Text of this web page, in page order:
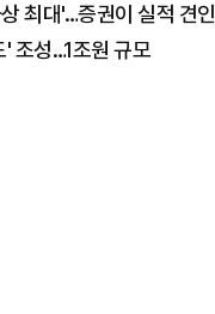
최대'…증권이 실적 견인
조성…1조원 규모